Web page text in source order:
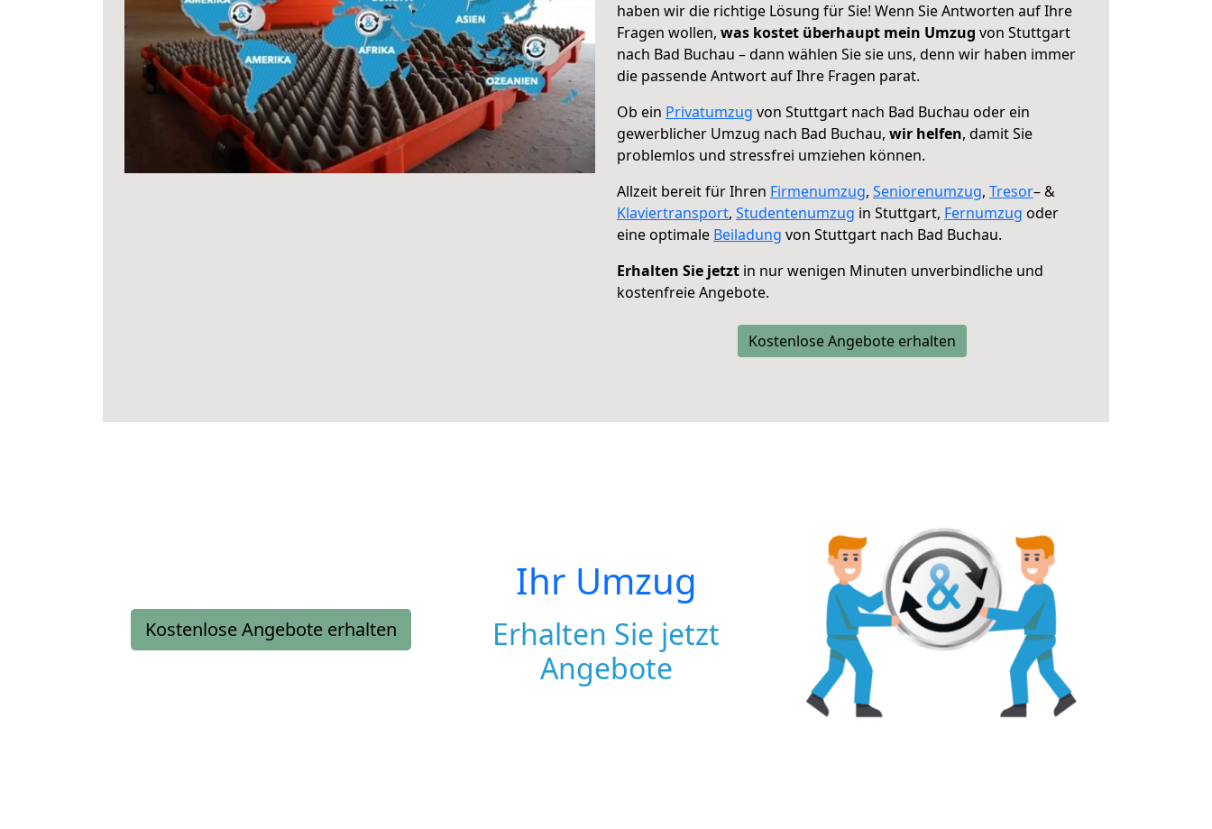
haben wir die richtige Lösung für Sie! Wenn Sie Antworten auf Ihre
Fragen wollen, was kostet überhaupt mein Umzug von Stuttgart
nach Bad Buchau – dann wählen Sie sie uns, denn wir haben immer
die passende Antwort auf Ihre Fragen parat.
Ob ein Privatumzug von Stuttgart nach Bad Buchau oder ein
gewerblicher Umzug nach Bad Buchau, wir helfen, damit Sie
problemlos und stressfrei umziehen können.
Allzeit bereit für Ihren Firmenumzug, Seniorenumzug, Tresor– &
Klaviertransport, Studentenumzug in Stuttgart, Fernumzug oder
eine optimale Beiladung von Stuttgart nach Bad Buchau.
Erhalten Sie jetzt in nur wenigen Minuten unverbindliche und
kostenfreie Angebote.
Kostenlose Angebote erhalten
Kostenlose Angebote erhalten
Ihr Umzug
Erhalten Sie jetzt
Angebote